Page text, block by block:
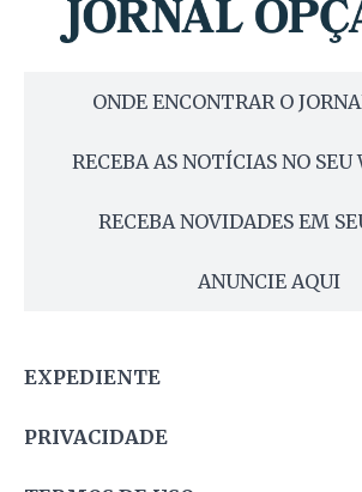
ONDE ENCONTRAR O
RECEBA AS NOTÍCIAS NO SEU
RECEBA NOVIDADES EM
ANUNCIE AQUI
EXPEDIENTE
PRIVACIDADE